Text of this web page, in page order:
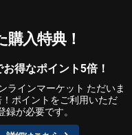
入特典！
得なポイント5倍！
ラインマーケット ただいま
ポイントをご利用いただ
録が必要です。